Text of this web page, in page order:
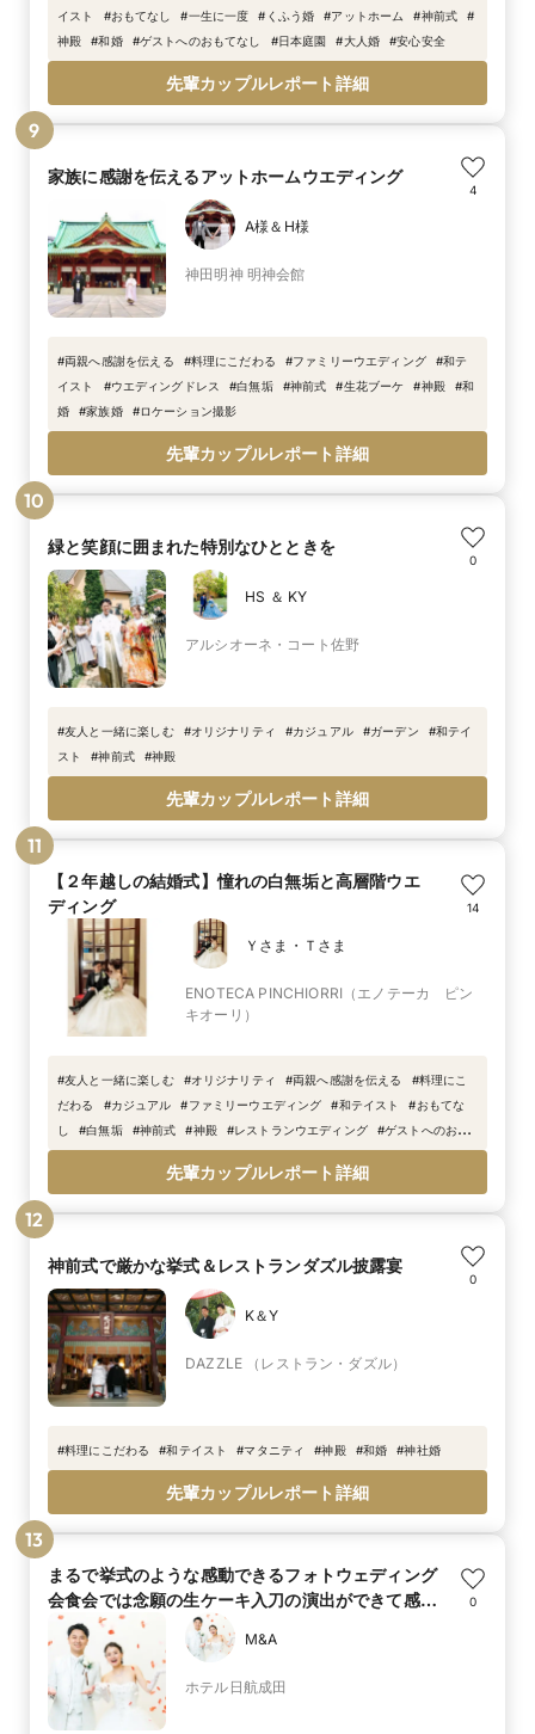
イスト #おもてなし #一生に一度 # くふう婚 #アットホーム #神前式
#
神殿
#和婚 #ゲストへのおもてなし #日本庭園 #大人婚 #安心安全
先輩カップルレポート詳細
9
家族に感謝を伝えるアットホームウエディング
4
A様＆H様
神田明神 明神会館
#両親へ感謝を伝える #料理にこだわる #ファミリーウエディング #和テ
イスト
#ウエディングドレス #白無垢 #神前式 #生花ブーケ #神殿 #和
婚
#家族婚 #ロケーション撮影
先輩カップルレポート詳細
10
緑と笑顔に囲まれた特別なひとときを
0
HS ＆ KY
アルシオーネ・コート佐野
#友人と一緒に楽しむ #オリジナリティ #カジュアル #ガーデン #和テイ
スト
#神前式 #神殿
先輩カップルレポート詳細
11
【２年越しの結婚式】憧れの白無垢と高層階ウエ
ディング
14
Ｙさま・Ｔさま
ENOTECA PINCHIORRI（エノテーカ ピン
キオーリ）
#友人と一緒に楽しむ #オリジナリティ #両親へ感謝を伝える #料理にこ
だわる
#カジュアル #ファミリーウエディング #和テイスト #おもてな
し
#白無垢 #神前式 #神殿 #レストランウエディング #ゲストへのおも
てなし
#神社挙式 #駅直結 #美味しい料理 #神社婚 #景色が良い #高層
先輩カップルレポート詳細
12
神前式で厳かな挙式＆レストランダズル披露宴
0
K＆Y
DAZZLE （レストラン・ダズル）
#料理にこだわる #和テイスト #マタニティ #神殿 #和婚 #神社婚
先輩カップルレポート詳細
13
まるで挙式のような感動できるフォトウェディング
会食会では念願の生ケーキ入刀の演出ができて感
激！
0
M&A
ホテル日航成田